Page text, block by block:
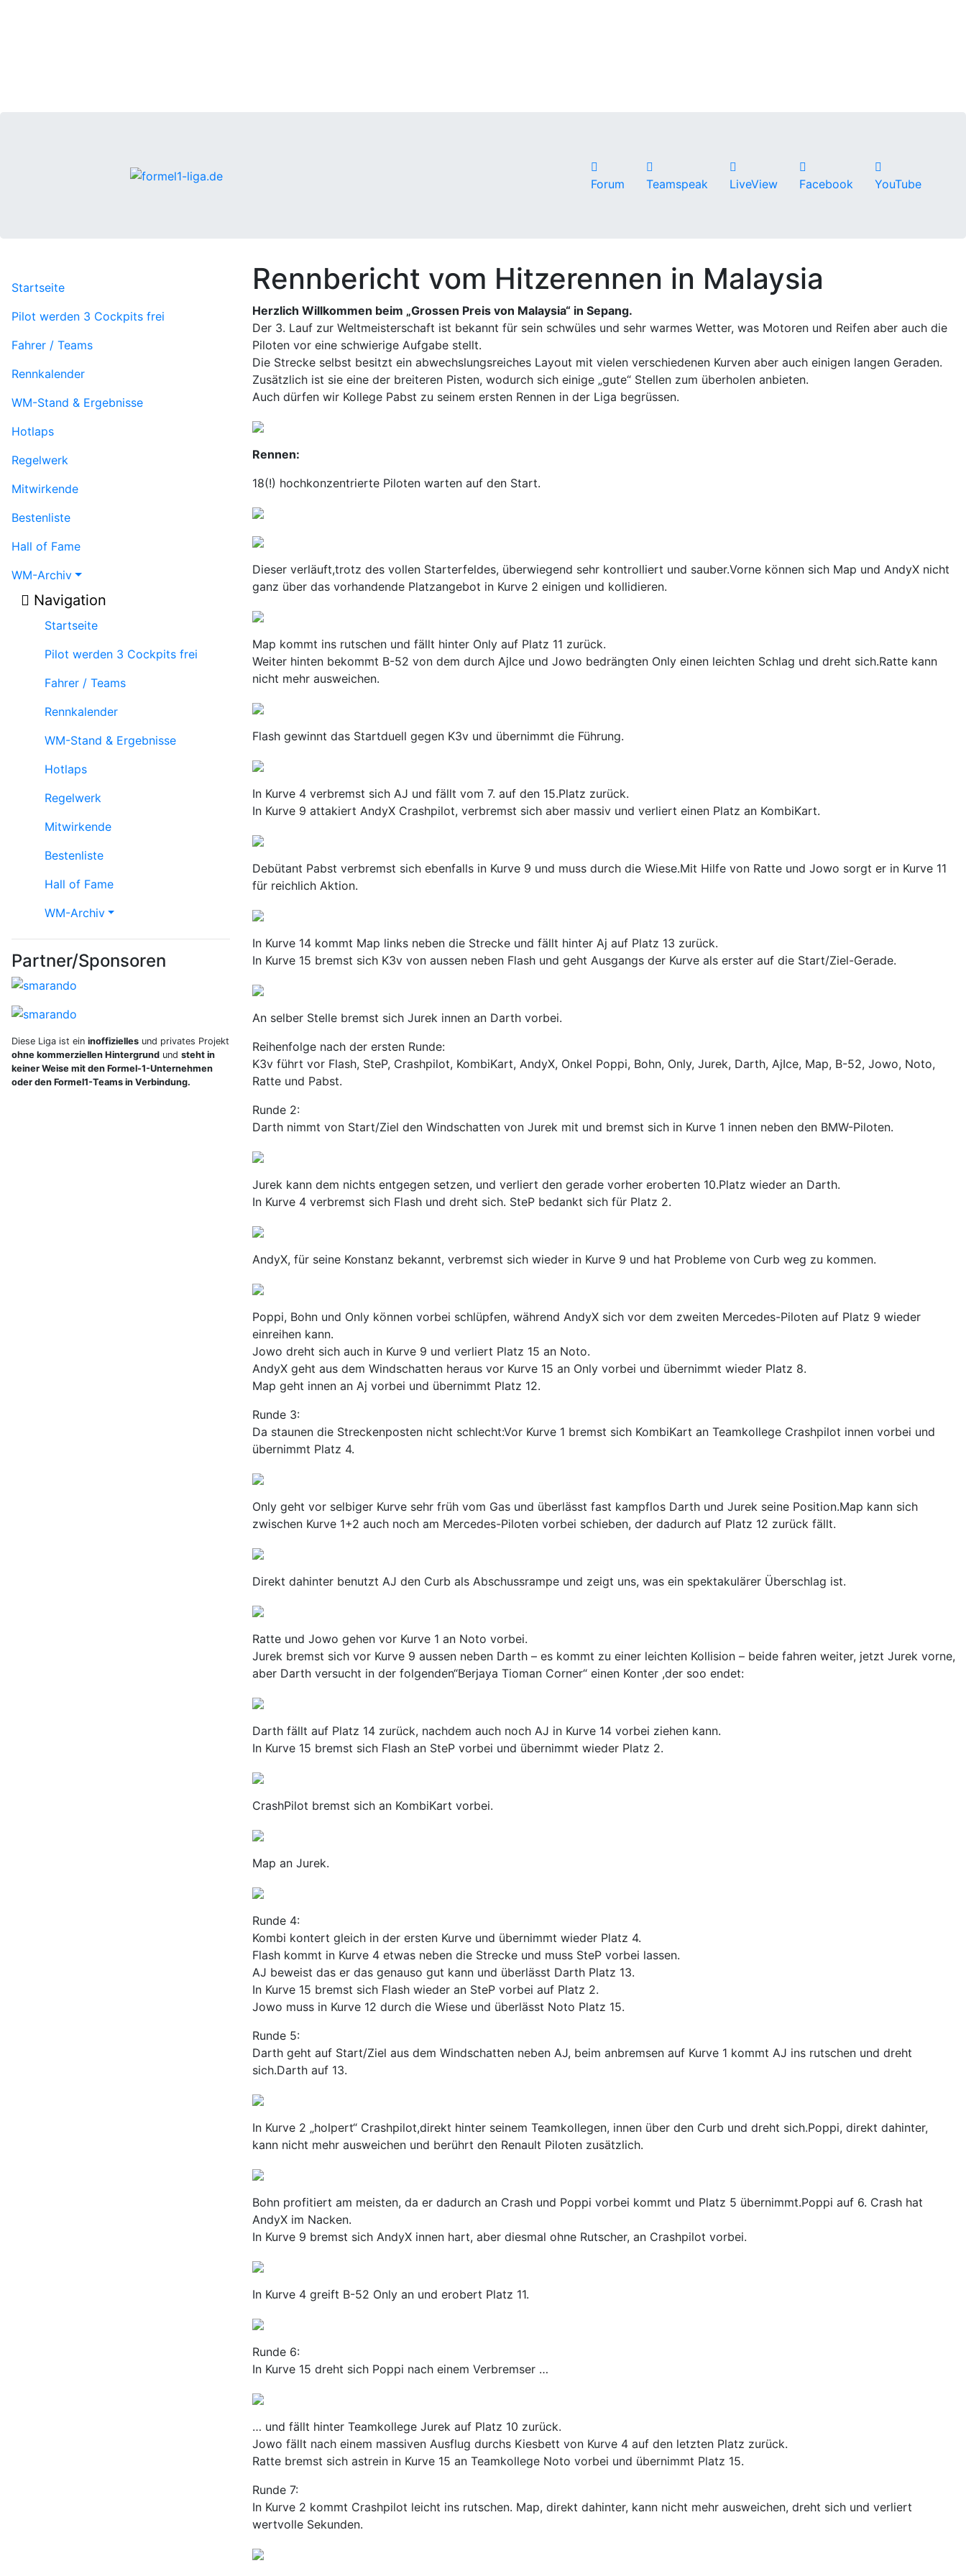
Forum Teamspeak LiveView Facebook YouTube
Startseite
Pilot werden 3 Cockpits frei
Fahrer / Teams
Rennkalender
WM-Stand & Ergebnisse
Hotlaps
Regelwerk
Mitwirkende
Bestenliste
Hall of Fame
WM-Archiv
Navigation
Startseite
Pilot werden 3 Cockpits frei
Fahrer / Teams
Rennkalender
WM-Stand & Ergebnisse
Hotlaps
Regelwerk
Mitwirkende
Bestenliste
Hall of Fame
WM-Archiv
Partner/Sponsoren
Diese Liga ist ein inoffizielles und privates Projekt
ohne kommerziellen Hintergrund und steht in
keiner Weise mit den Formel-1-Unternehmen
oder den Formel1-Teams in Verbindung.
Rennbericht vom Hitzerennen in Malaysia
Herzlich Willkommen beim „Grossen Preis von Malaysia“ in Sepang.
Der 3. Lauf zur Weltmeisterschaft ist bekannt für sein schwüles und sehr warmes Wetter, was Motoren und Reifen aber auch die
Piloten vor eine schwierige Aufgabe stellt.
Die Strecke selbst besitzt ein abwechslungsreiches Layout mit vielen verschiedenen Kurven aber auch einigen langen Geraden.
Zusätzlich ist sie eine der breiteren Pisten, wodurch sich einige „gute“ Stellen zum überholen anbieten.
Auch dürfen wir Kollege Pabst zu seinem ersten Rennen in der Liga begrüssen.
Rennen:
18(!) hochkonzentrierte Piloten warten auf den Start.
Dieser verläuft,trotz des vollen Starterfeldes, überwiegend sehr kontrolliert und sauber.Vorne können sich Map und AndyX nicht
ganz über das vorhandende Platzangebot in Kurve 2 einigen und kollidieren.
Map kommt ins rutschen und fällt hinter Only auf Platz 11 zurück.
Weiter hinten bekommt B-52 von dem durch AjIce und Jowo bedrängten Only einen leichten Schlag und dreht sich.Ratte kann
nicht mehr ausweichen.
Flash gewinnt das Startduell gegen K3v und übernimmt die Führung.
In Kurve 4 verbremst sich AJ und fällt vom 7. auf den 15.Platz zurück.
In Kurve 9 attakiert AndyX Crashpilot, verbremst sich aber massiv und verliert einen Platz an KombiKart.
Debütant Pabst verbremst sich ebenfalls in Kurve 9 und muss durch die Wiese.Mit Hilfe von Ratte und Jowo sorgt er in Kurve 11
für reichlich Aktion.
In Kurve 14 kommt Map links neben die Strecke und fällt hinter Aj auf Platz 13 zurück.
In Kurve 15 bremst sich K3v von aussen neben Flash und geht Ausgangs der Kurve als erster auf die Start/Ziel-Gerade.
An selber Stelle bremst sich Jurek innen an Darth vorbei.
Reihenfolge nach der ersten Runde:
K3v führt vor Flash, SteP, Crashpilot, KombiKart, AndyX, Onkel Poppi, Bohn, Only, Jurek, Darth, AjIce, Map, B-52, Jowo, Noto,
Ratte und Pabst.
Runde 2:
Darth nimmt von Start/Ziel den Windschatten von Jurek mit und bremst sich in Kurve 1 innen neben den BMW-Piloten.
Jurek kann dem nichts entgegen setzen, und verliert den gerade vorher eroberten 10.Platz wieder an Darth.
In Kurve 4 verbremst sich Flash und dreht sich. SteP bedankt sich für Platz 2.
AndyX, für seine Konstanz bekannt, verbremst sich wieder in Kurve 9 und hat Probleme von Curb weg zu kommen.
Poppi, Bohn und Only können vorbei schlüpfen, während AndyX sich vor dem zweiten Mercedes-Piloten auf Platz 9 wieder
einreihen kann.
Jowo dreht sich auch in Kurve 9 und verliert Platz 15 an Noto.
AndyX geht aus dem Windschatten heraus vor Kurve 15 an Only vorbei und übernimmt wieder Platz 8.
Map geht innen an Aj vorbei und übernimmt Platz 12.
Runde 3:
Da staunen die Streckenposten nicht schlecht:Vor Kurve 1 bremst sich KombiKart an Teamkollege Crashpilot innen vorbei und
übernimmt Platz 4.
Only geht vor selbiger Kurve sehr früh vom Gas und überlässt fast kampflos Darth und Jurek seine Position.Map kann sich
zwischen Kurve 1+2 auch noch am Mercedes-Piloten vorbei schieben, der dadurch auf Platz 12 zurück fällt.
Direkt dahinter benutzt AJ den Curb als Abschussrampe und zeigt uns, was ein spektakulärer Überschlag ist.
Ratte und Jowo gehen vor Kurve 1 an Noto vorbei.
Jurek bremst sich vor Kurve 9 aussen neben Darth – es kommt zu einer leichten Kollision – beide fahren weiter, jetzt Jurek vorne,
aber Darth versucht in der folgenden“Berjaya Tioman Corner“ einen Konter ,der soo endet:
Darth fällt auf Platz 14 zurück, nachdem auch noch AJ in Kurve 14 vorbei ziehen kann.
In Kurve 15 bremst sich Flash an SteP vorbei und übernimmt wieder Platz 2.
CrashPilot bremst sich an KombiKart vorbei.
Map an Jurek.
Runde 4:
Kombi kontert gleich in der ersten Kurve und übernimmt wieder Platz 4.
Flash kommt in Kurve 4 etwas neben die Strecke und muss SteP vorbei lassen.
AJ beweist das er das genauso gut kann und überlässt Darth Platz 13.
In Kurve 15 bremst sich Flash wieder an SteP vorbei auf Platz 2.
Jowo muss in Kurve 12 durch die Wiese und überlässt Noto Platz 15.
Runde 5:
Darth geht auf Start/Ziel aus dem Windschatten neben AJ, beim anbremsen auf Kurve 1 kommt AJ ins rutschen und dreht
sich.Darth auf 13.
In Kurve 2 „holpert“ Crashpilot,direkt hinter seinem Teamkollegen, innen über den Curb und dreht sich.Poppi, direkt dahinter,
kann nicht mehr ausweichen und berührt den Renault Piloten zusätzlich.
Bohn profitiert am meisten, da er dadurch an Crash und Poppi vorbei kommt und Platz 5 übernimmt.Poppi auf 6. Crash hat
AndyX im Nacken.
In Kurve 9 bremst sich AndyX innen hart, aber diesmal ohne Rutscher, an Crashpilot vorbei.
In Kurve 4 greift B-52 Only an und erobert Platz 11.
Runde 6:
In Kurve 15 dreht sich Poppi nach einem Verbremser …
… und fällt hinter Teamkollege Jurek auf Platz 10 zurück.
Jowo fällt nach einem massiven Ausflug durchs Kiesbett von Kurve 4 auf den letzten Platz zurück.
Ratte bremst sich astrein in Kurve 15 an Teamkollege Noto vorbei und übernimmt Platz 15.
Runde 7:
In Kurve 2 kommt Crashpilot leicht ins rutschen. Map, direkt dahinter, kann nicht mehr ausweichen, dreht sich und verliert
wertvolle Sekunden.